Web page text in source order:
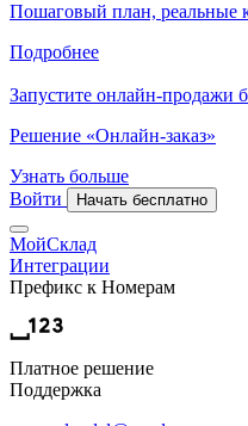
Пошаговый план, реальные
Подробнее
Запустите онлайн-продажи
Решение «Онлайн-заказ»
Узнать больше
Войти
Начать бесплатно
МойСклад
Интеграции
Префикс к Номерам
Платное решение
Поддержка